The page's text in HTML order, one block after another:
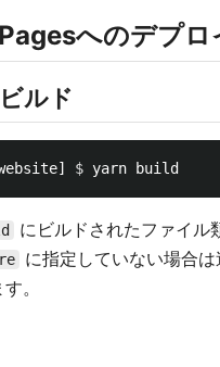
へのデプロ
ルド
$
にビルドされたファイル
に指定していない場合
。